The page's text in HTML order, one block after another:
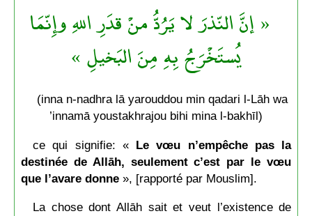
« إنَّ النّذرَ لا يَرُدُّ منْ قدَرِ اللهِ وإِنّمَا
يُستَخْرَجُ بِهِ مِنَ البَخيلِ »
(inna n-nadhra lā yarouddou min qadari l-Lāh wa
’innamā youstakhrajou bihi mina l-bakhīl)
ce qui signifie: « Le vœu n’empêche pas la
destinée de Allāh, seulement c’est par le vœu
que l’avare donne», [rapporté par Mouslim].
La chose dont Allāh sait et veut l’existence de